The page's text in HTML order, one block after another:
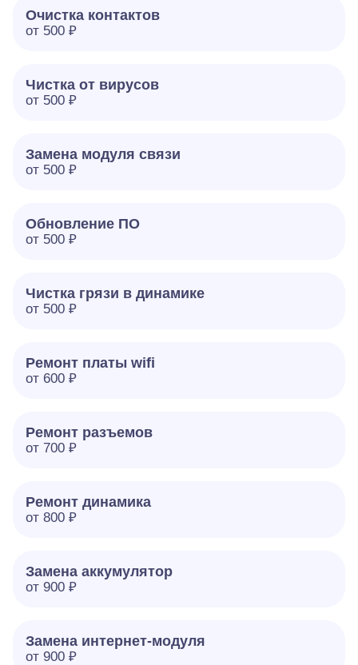
Очистка контактов
от 500 ₽
Чистка от вирусов
от 500 ₽
Замена модуля связи
от 500 ₽
Обновление ПО
от 500 ₽
Чистка грязи в динамике
от 500 ₽
Ремонт платы wifi
от 600 ₽
Ремонт разъемов
от 700 ₽
Ремонт динамика
от 800 ₽
Замена аккумулятор
от 900 ₽
Замена интернет-модуля
от 900 ₽